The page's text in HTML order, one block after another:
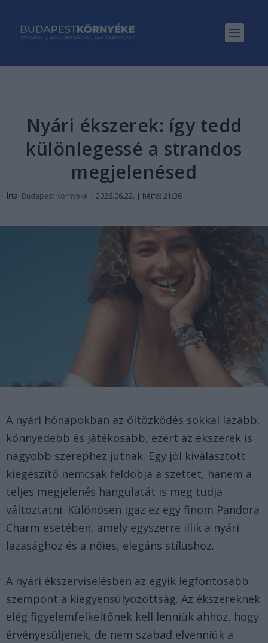
Nyári ékszerek: így tedd
különlegessé a strandos
megjelenésed
Írta: Budapest Környéke | 2026.06.22. | hétfő: 21:36
A nyári hónapokban az öltözködés sokkal lazább,
könnyedebb és játékosabb, ezért az ékszerek is
nagyobb szerephez jutnak. Egy jól kiválasztott
kiegészítő nemcsak feldobja a szettet, hanem a
teljes megjelenés hangulatát is meg tudja
változtatni. Különösen igaz ez egy finom Pandora
Charm esetében, amely egyszerre illik a nyári
lazasághoz és a nőies, elegáns stílushoz.
A nyári ékszerviselésben az egyik legfontosabb
szempont a kiegyensúlyozottság. Az ékszereknek
elég figyelemfelkeltőnek kell lenniük ahhoz, hogy
érvényesüljenek, de nem szabad elvenniük a